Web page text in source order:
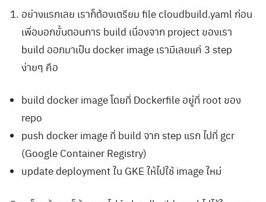
อย่างแรกเลย เราก็ต้องเตรียม file cloudbuild.yaml ก่อน
เพื่อบอกขั้นตอนการ build เนื่องจาก project ของเรา
build ออกมาเป็น docker image เรามีเลยแค่ 3 step
ง่ายๆ คือ
build docker image โดยที่ Dockerfile อยู่ที่ root ของ
repo
push docker image ที่ build จาก step แรก ไปที่ gcr
(Google Container Registry)
update deployment ใน GKE ให้ไปใช้ image ใหม่